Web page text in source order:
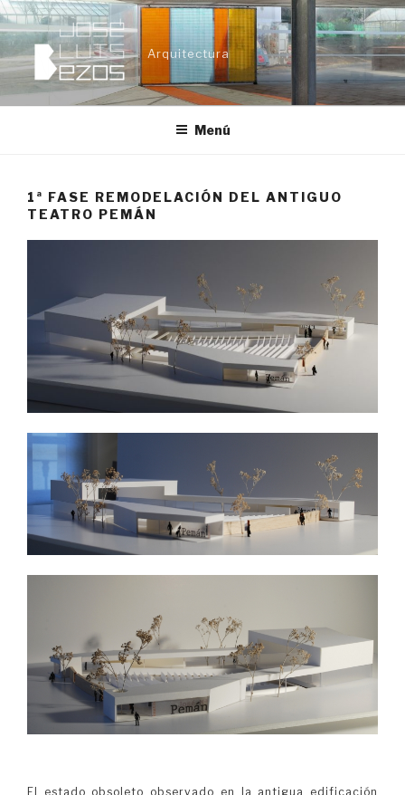
Ir
al
contenido
Arquitectura
Menú
1ª FASE REMODELACIÓN DEL ANTIGUO
TEATRO PEMÁN
El estado obsoleto observado en la antigua edificación